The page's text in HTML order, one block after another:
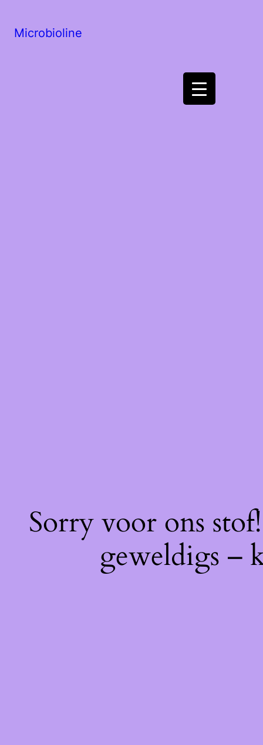
Microbioline
Sorry voor ons
geweldigs –